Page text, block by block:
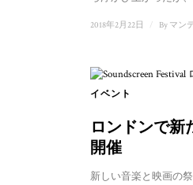
2018年2月22日 By マン
イベント
ロンドンで新
開催
新しい音楽と映画の